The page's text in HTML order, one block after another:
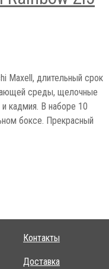
Maxell, длительный срок
среды, щелочные
кадмия. В наборе 10
боксе. Прекрасный
Контакты
Доставка